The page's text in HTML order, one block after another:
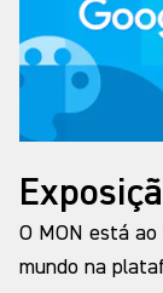
Planta
uma série
Além da
seu lado
Hilda
visual e
Em
O MON está
mundo na